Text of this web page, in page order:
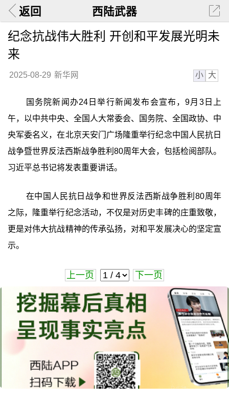
返回 西陆武器
纪念抗战伟大胜利 开创和平发展光明未
来
2025-08-29 新华网 小 大
国务院新闻办24日举行新闻发布会宣布，9月3日上
午，以中共中央、全国人大常委会、国务院、全国政协、中
央军委名义，在北京天安门广场隆重举行纪念中国人民抗日
战争暨世界反法西斯战争胜利80周年大会，包括检阅部队。
习近平总书记将发表重要讲话。
在中国人民抗日战争和世界反法西斯战争胜利80周年
之际，隆重举行纪念活动，不仅是对历史丰碑的庄重致敬，
更是对伟大抗战精神的传承弘扬，对和平发展决心的坚定宣
示。
上一页 下一页